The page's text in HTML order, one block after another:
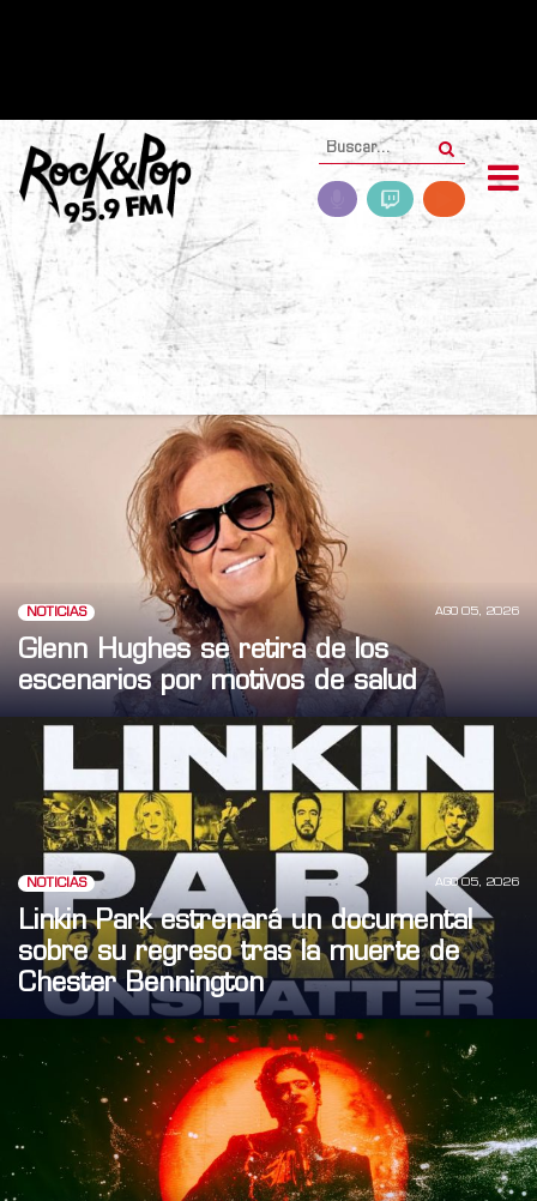
NOTICIAS AGO 05, 2026
Glenn Hughes se retira de los
escenarios por motivos de salud
NOTICIAS AGO 05, 2026
Linkin Park estrenará un documental
sobre su regreso tras la muerte de
Chester Bennington